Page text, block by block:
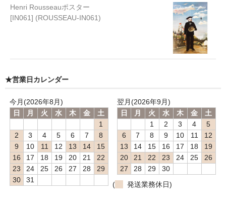
Henri Rousseauポスター
[IN061] (ROUSSEAU-IN061)
★営業日カレンダー
今月(2026年8月)
日
月 火 水 木 金
土
1
2
3 4 5 6 7
8
9
10 11 12 13 14
15
16
17 18 19 20 21
22
23
24 25 26 27 28
29
30
31
翌月(2026年9月)
日
月 火 水 木 金
土
1
2 3 4
5
6
7 8 9 10 11
12
13
14 15 16 17 18
19
20
21 22 23 24 25
26
27
28 29
30
(
発送業務休日)